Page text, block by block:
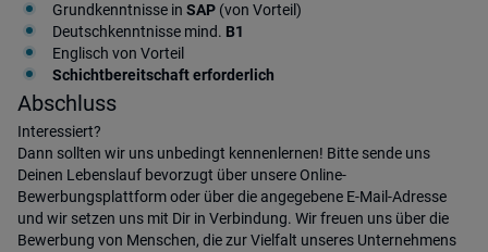
Grundkenntnisse in SAP (von Vorteil)
Deutschkenntnisse mind. B1
Englisch von Vorteil
Schichtbereitschaft erforderlich
Abschluss
Interessiert?
Dann sollten wir uns unbedingt kennenlernen! Bitte sende uns
Deinen Lebenslauf bevorzugt über unsere Online-
Bewerbungsplattform oder über die angegebene E-Mail-Adresse
und wir setzen uns mit Dir in Verbindung. Wir freuen uns über die
Bewerbung von Menschen, die zur Vielfalt unseres Unternehmens